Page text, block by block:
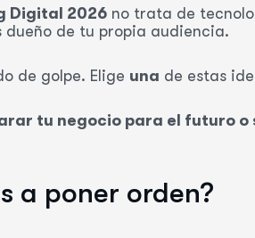
Digital 2026 no trata de
dueño de tu propia audiencia.
de golpe. Elige una de estas
tu negocio para el futuro o
a poner orden?